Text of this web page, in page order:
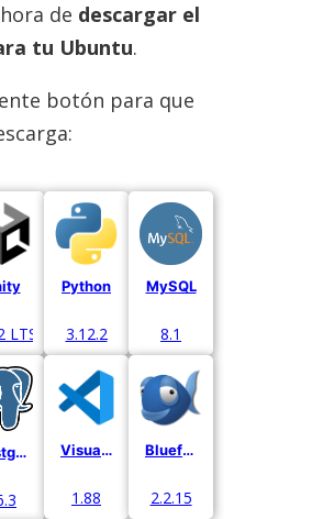
de descargar el
tu Ubuntu.
botón para que
LTS
Python
3.12.2
MySQL
8.1
Postgre Visual Studio Code
1.88
Bluefish
2.2.15